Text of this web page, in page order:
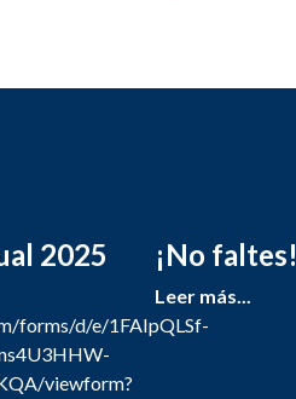
2025
forms/d/e/1FAIpQLSf-
viewform?
¡No faltes!
Leer más...